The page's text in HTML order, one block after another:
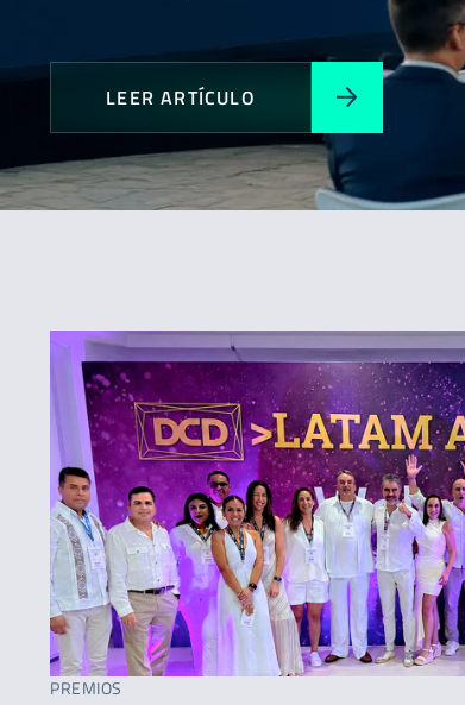
LEER ARTÍCULO
TodosExpansiónNovedadesPremios
PREMIOS